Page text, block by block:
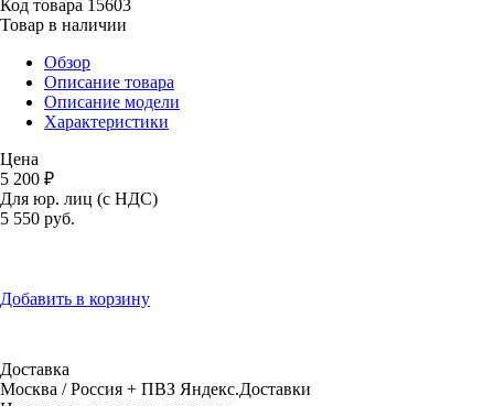
Код товара 15603
Товар в наличии
Обзор
Описание товара
Описание модели
Характеристики
Цена
5 200 ₽
Для юр. лиц (с НДС)
5 550 руб.
Добавить в корзину
Доставка
Москва / Россия + ПВЗ Яндекс.Доставки